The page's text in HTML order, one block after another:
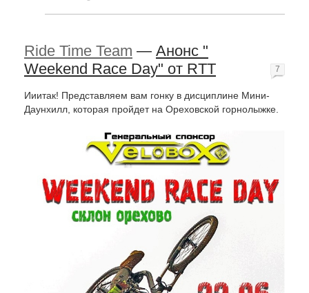
Ride Time Team — Анонс "
Weekend Race Day" от RTT
Ииитак! Представляем вам гонку в дисциплине Мини-
Даунхилл, которая пройдет на Ореховской горнолыжке.
7